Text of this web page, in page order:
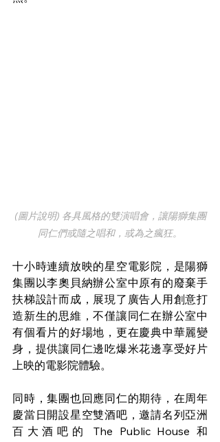
(圖片說明) 各具風格的雙演唱會，讓陽獅集團
同仁們或隨之唱和，或為之瘋狂。
十小時連續放映的星空電影院，是陽獅
集團以李奧貝納辦公室中原有的廢棄手
扶梯設計而成，展現了廣告人用創意打
造新生的思維，不僅讓同仁在辦公室中
有個看片的好場地，更在慶典中華麗變
身，提供讓同仁邊吃爆米花邊享受好片
上映的電影院體驗。
同時，集團也回應同仁的期待，在周年
慶當日開設星空雙酒吧，邀請名列亞洲
百大酒吧的 The Public House 和